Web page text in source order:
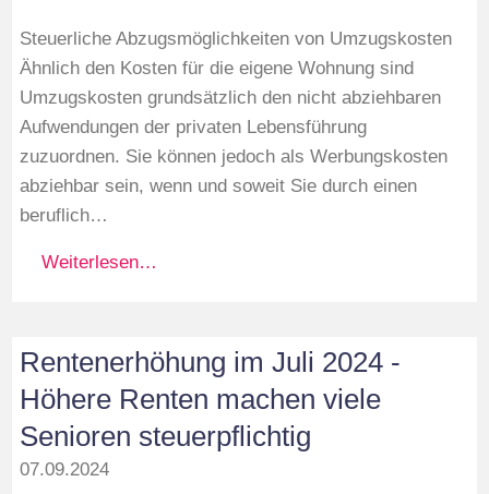
Steuerliche Abzugsmöglichkeiten von Umzugskosten
Ähnlich den Kosten für die eigene Wohnung sind
Umzugskosten grundsätzlich den nicht abziehbaren
Aufwendungen der privaten Lebensführung
zuzuordnen. Sie können jedoch als Werbungskosten
abziehbar sein, wenn und soweit Sie durch einen
beruflich…
Weiterlesen…
Rentenerhöhung im Juli 2024 -
Höhere Renten machen viele
Senioren steuerpflichtig
07.09.2024